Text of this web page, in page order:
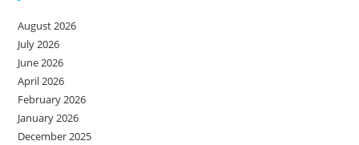
August 2026
July 2026
June 2026
April 2026
February 2026
January 2026
December 2025